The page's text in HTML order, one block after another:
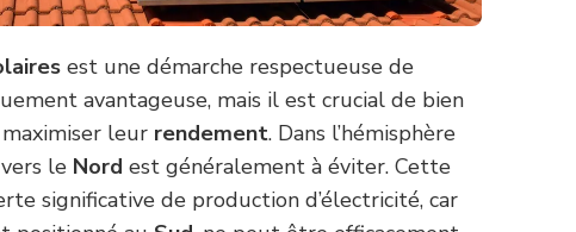
est une démarche respectueuse de
avantageuse, mais il est crucial de bien
leur rendement. Dans l’hémisphère
le Nord est généralement à éviter. Cette
significative de production d’électricité, car